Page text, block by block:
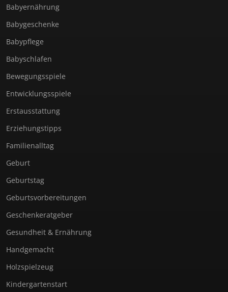
Babyernährung
Babygeschenke
Babypflege
Babyschlafen
Bewegungsspiele
Entwicklungsspiele
Erstausstattung
Erziehungstipps
Familienalltag
Geburt
Geburtstag
Geburtsvorbereitungen
Geschenkeratgeber
Gesundheit & Ernährung
Handgemacht
Holzspielzeug
Kindergartenstart